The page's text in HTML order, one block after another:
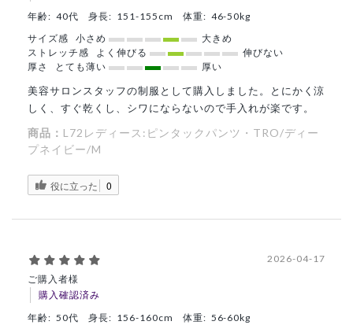
年齢: 40代 身長: 151-155cm 体重: 46-50kg
サイズ感
小さめ
大きめ
ストレッチ感
よく伸びる
伸びない
厚さ
とても薄い 厚い
美容サロンスタッフの制服として購入しました。とにかく涼
しく、すぐ乾くし、シワにならないので手入れが楽です。
商品： L72レディース:ピンタックパンツ・TRO/ディー
プネイビー/M
役に立った 0
ご購入者様
購入確認済み
2026-04-17
年齢: 50代 身長: 156-160cm 体重: 56-60kg